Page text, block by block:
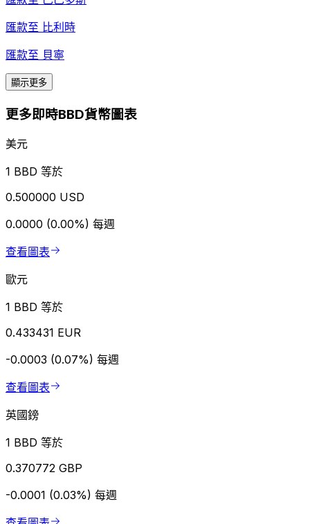
匯款至 比利時
匯款至 貝寧
顯示更多
更多即時BBD貨幣圖表
美元
1 BBD 等於
0.500000 USD
0.0000 (0.00%) 每週
查看圖表
歐元
1 BBD 等於
0.433431 EUR
-0.0003 (0.07%) 每週
查看圖表
英國鎊
1 BBD 等於
0.370772 GBP
-0.0001 (0.03%) 每週